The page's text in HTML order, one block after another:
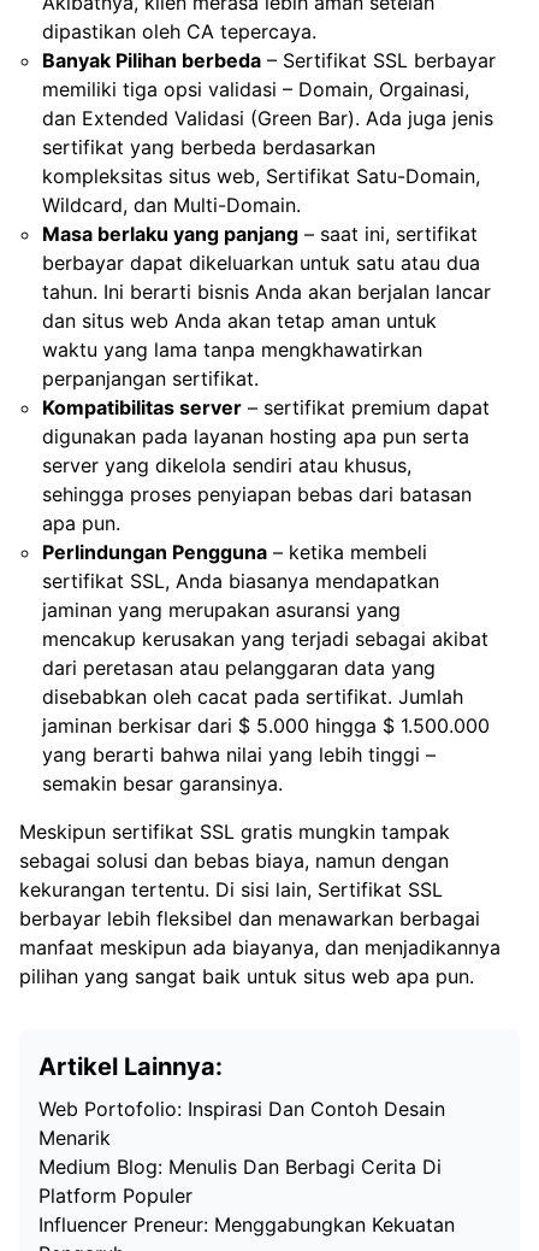
dipastikan oleh CA tepercaya.
Banyak Pilihan berbeda – Sertifikat SSL berbayar
memiliki tiga opsi validasi – Domain, Orgainasi,
dan Extended Validasi (Green Bar). Ada juga jenis
sertifikat yang berbeda berdasarkan
kompleksitas situs web, Sertifikat Satu-Domain,
Wildcard, dan Multi-Domain.
Masa berlaku yang panjang – saat ini, sertifikat
berbayar dapat dikeluarkan untuk satu atau dua
tahun. Ini berarti bisnis Anda akan berjalan lancar
dan situs web Anda akan tetap aman untuk
waktu yang lama tanpa mengkhawatirkan
perpanjangan sertifikat.
Kompatibilitas server – sertifikat premium dapat
digunakan pada layanan hosting apa pun serta
server yang dikelola sendiri atau khusus,
sehingga proses penyiapan bebas dari batasan
apa pun.
Perlindungan Pengguna – ketika membeli
sertifikat SSL, Anda biasanya mendapatkan
jaminan yang merupakan asuransi yang
mencakup kerusakan yang terjadi sebagai akibat
dari peretasan atau pelanggaran data yang
disebabkan oleh cacat pada sertifikat. Jumlah
jaminan berkisar dari $ 5.000 hingga $ 1.500.000
yang berarti bahwa nilai yang lebih tinggi –
semakin besar garansinya.
Meskipun sertifikat SSL gratis mungkin tampak
sebagai solusi dan bebas biaya, namun dengan
kekurangan tertentu. Di sisi lain, Sertifikat SSL
berbayar lebih fleksibel dan menawarkan berbagai
manfaat meskipun ada biayanya, dan menjadikannya
pilihan yang sangat baik untuk situs web apa pun.
Artikel Lainnya:
Web Portofolio: Inspirasi Dan Contoh Desain
Menarik
Medium Blog: Menulis Dan Berbagi Cerita Di
Platform Populer
Influencer Preneur: Menggabungkan Kekuatan